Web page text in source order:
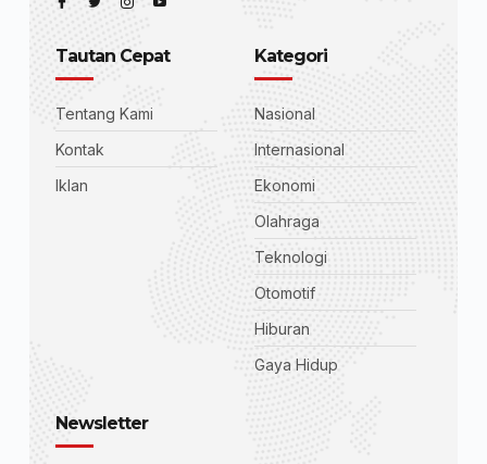
Tautan Cepat
Tentang Kami
Kontak
Iklan
Kategori
Nasional
Internasional
Ekonomi
Olahraga
Teknologi
Otomotif
Hiburan
Gaya Hidup
Newsletter